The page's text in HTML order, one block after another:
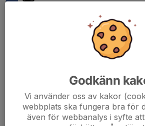
Godkänn
Vi använder oss av kakor
webbplats ska fungera bra för
även för webbanalys i syfte